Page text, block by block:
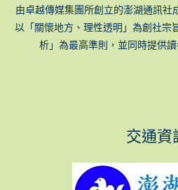
由卓越傳媒集團所創立的澎湖通訊社
以「關懷地方、理性透明」為創社宗
析」為最高準則，並同時提供
交通資